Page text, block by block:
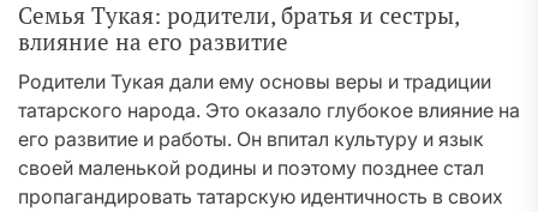
Семья Тукая: родители, братья и сестры,
влияние на его развитие
Родители Тукая дали ему основы веры и традиции
татарского народа. Это оказало глубокое влияние на
его развитие и работы. Он впитал культуру и язык
своей маленькой родины и поэтому позднее стал
пропагандировать татарскую идентичность в своих